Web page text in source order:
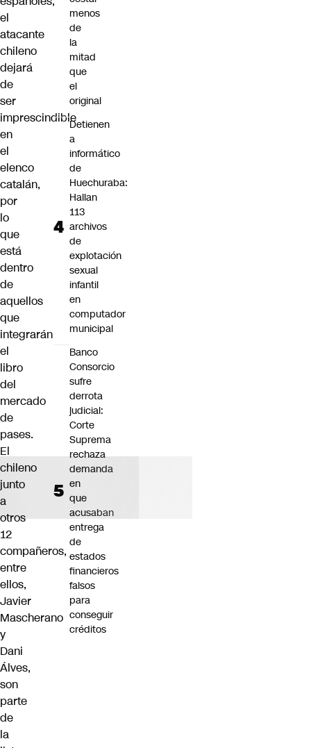
el
atacante
chileno
dejará
de
ser
imprescindible
en
el
elenco
catalán,
por
lo
que
está
dentro
de
aquellos
que
integrarán
el
libro
del
mercado
de
pases.
El
chileno
junto
a
otros
12
compañeros,
entre
ellos,
Javier
Mascherano
y
Dani
Álves,
son
parte
de
la
menos
de
la
mitad
que
el
original
Detienen
a
informático
de
Huechuraba:
Hallan
113
archivos
de
explotación
sexual
infantil
en
computador
municipal
Banco
Consorcio
sufre
derrota
judicial:
Corte
Suprema
rechaza
demanda
en
que
acusaban
entrega
de
estados
financieros
falsos
para
conseguir
créditos